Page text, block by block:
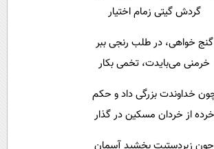
گردش گیتی زمام اختیار
گنج خواهی، در طلب رنجی ببر
خرمنی می‌بایدت، تخمی بکار
خداوندت بزرگی داد و حکم
خرده از خردان مسکین در گذار
چون زبردستیت بخشید آسمان